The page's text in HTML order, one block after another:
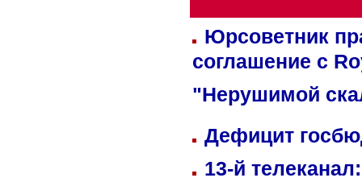
Юрсоветник
соглашение с
"Нерушимой
Дефицит
13-й